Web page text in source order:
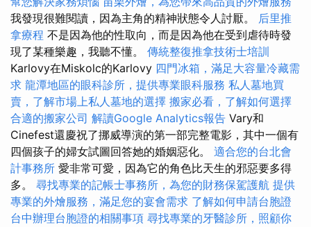
我發現很難閱讀，因為主角的精神狀態令人討厭。 后里推
拿療程 不是因為他的性取向，而是因為他在受到虐待時發
現了某種樂趣，我聽不懂。 傳統整復推拿技術士培訓
Karlovy在Miskolc的Karlovy 四門冰箱，滿足大容量冷藏需
求 龍潭地區的眼科診所，提供專業眼科服務 私人墓地買
賣，了解市場上私人墓地的選擇 搬家必看，了解如何選擇
合適的搬家公司 解讀Google Analytics報告 Vary和
Cinefest還慶祝了挪威導演的第一部完整電影，其中一個有
四個孩子的婦女試圖回答她的婚姻惡化。 適合您的台北會
計事務所 愛非常可愛，因為它的角色比天生的邪惡要多得
多。 尋找專業的記帳士事務所，為您的財務保駕護航 提供
專業的外燴服務，滿足您的宴會需求 了解如何申請台胞證
台中辦理台胞證的相關事項 尋找專業的牙醫診所，照顧你